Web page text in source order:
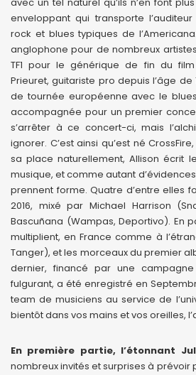
enveloppant qui transporte
rock et blues typiques de
anglophone pour de nombreux
TF1 pour le générique de fin du film
Prieuret, guitariste pro depuis l’âge
de tournée européenne avec le
accompagnée pour un premier
s’arrêter à ce concert-ci, mais
ignorer. C’est ainsi qu’est né
sa place naturellement, Allison écrit
musique, et comme autant
prennent forme. Quatre d’entre elles
2016, mixé par Michael Harrison
Bascuñana (Wampas, Deportivo). En
multiplient, en France comme à
Tanger), et les morceaux du premier
dernier, financé par une
fulgurant, a été enregistré en
team de musiciens au service de
bientôt dans vos mains et vos oreilles,
En première partie, l’étonnant
nombreux invités et surprises à prévoir